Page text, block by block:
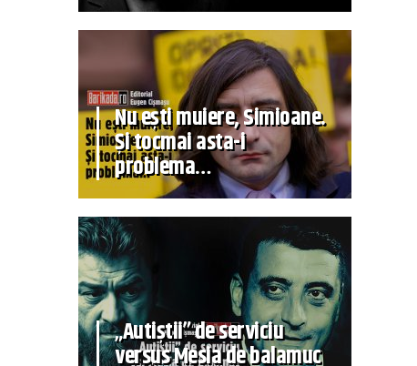
Nu ești muiere, Simioane.
Și tocmai asta-i
problema…
„Autiștii” de serviciu
versus Mesia de balamuc